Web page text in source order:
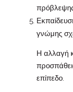
γνώμης
Η αλλαγή
επίπεδο.